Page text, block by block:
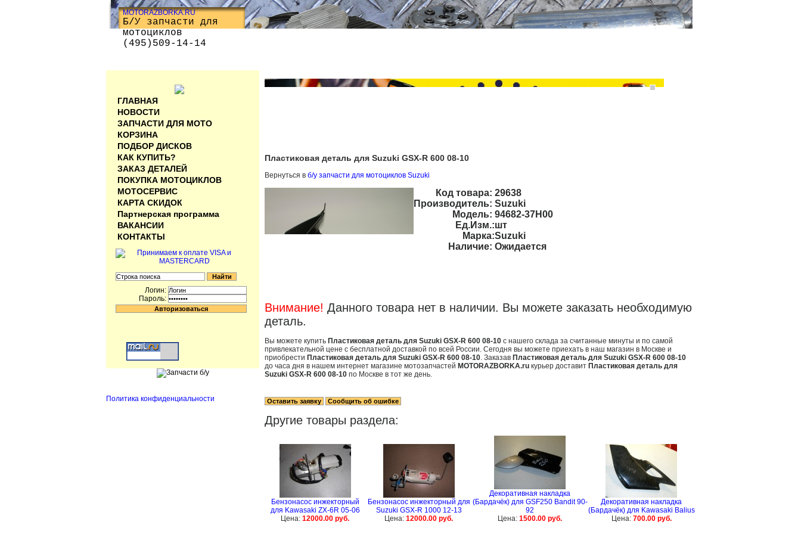
MOTORAZBORKA.RU
Б/У запчасти для
мотоциклов
(495)509-14-14
Пластиковая деталь для Suzuki GSX-R 600 08-10
Вернуться в б/у запчасти для мотоциклов Suzuki
Код товара: 29638
Производитель: Suzuki
Модель: 94682-37H00
Ед.Изм.:шт
Марка:Suzuki
Наличие: Ожидается
Внимание! Данного товара нет в наличии. Вы можете заказать необходимую
деталь.
Вы можете купить Пластиковая деталь для Suzuki GSX-R 600 08-10 с нашего склада за считанные минуты и по самой
привлекательной цене с бесплатной доставкой по всей России. Сегодня вы можете приехать в наш магазин в Москве и
приобрести Пластиковая деталь для Suzuki GSX-R 600 08-10. Заказав Пластиковая деталь для Suzuki GSX-R 600 08-10
до часа дня в нашем интернет магазине мотозапчастей MOTORAZBORKA.ru курьер доставит Пластиковая деталь для
Suzuki GSX-R 600 08-10 по Москве в тот же день.
Другие товары раздела:
Бензонасос инжекторный
для Kawasaki ZX-6R 05-06
Цена: 12000.00 руб.
Бензонасос инжекторный для
Suzuki GSX-R 1000 12-13
Цена: 12000.00 руб.
Декоративная накладка
(Бардачёк) для GSF250 Bandit 90-
92
Цена: 1500.00 руб.
Декоративная накладка
(Бардачёк) для Kawasaki Balius
Цена: 700.00 руб.
ГЛАВНАЯ
НОВОСТИ
ЗАПЧАСТИ ДЛЯ МОТО
КОРЗИНА
ПОДБОР ДИСКОВ
КАК КУПИТЬ?
ЗАКАЗ ДЕТАЛЕЙ
ПОКУПКА МОТОЦИКЛОВ
МОТОСЕРВИС
КАРТА СКИДОК
Партнерская программа
ВАКАНСИИ
КОНТАКТЫ
Логин:
Пароль:
Политика конфиденциальности